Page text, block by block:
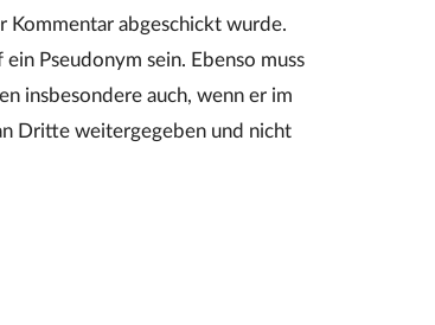
abgeschickt wurde.
Pseudonym sein. Ebenso muss
insbesondere auch, wenn er im
Dritte weitergegeben und nicht